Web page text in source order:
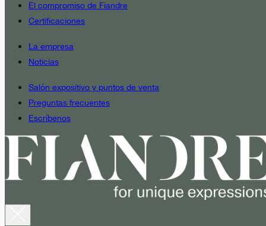
El compromiso de Fiandre
Certificaciones
La empresa
Noticias
Salón expositivo y puntos de venta
Preguntas frecuentes
Escríbenos